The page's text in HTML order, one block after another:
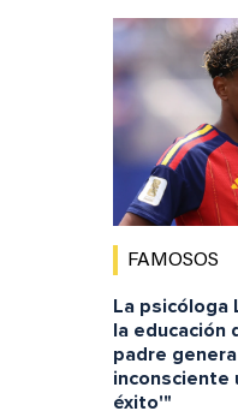
FAMOSOS
La psicóloga
la educación
padre
inconsciente
éxito'"